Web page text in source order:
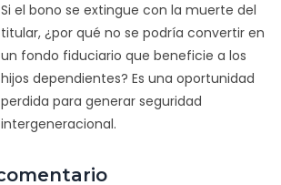
Si el bono se extingue con la muerte del
titular, ¿por qué no se podría convertir en
un fondo fiduciario que beneficie a los
hijos dependientes? Es una oportunidad
perdida para generar seguridad
intergeneracional.